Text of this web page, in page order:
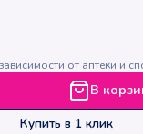
от аптеки и
В
Купить в 1 клик